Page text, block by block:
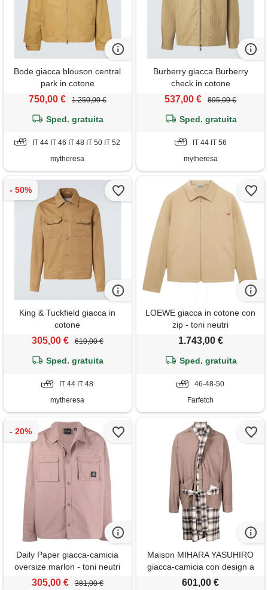
Bode giacca blouson central
park in cotone
750,00 € 1.250,00 €
Sped. gratuita
IT 44 IT 46 IT 48 IT 50 IT 52
mytheresa
Burberry giacca Burberry
check in cotone
537,00 € 895,00 €
Sped. gratuita
IT 44 IT 56
mytheresa
King & Tuckfield giacca in
cotone
305,00 € 610,00 €
Sped. gratuita
IT 44 IT 48
mytheresa
LOEWE giacca in cotone con
zip - toni neutri
1.743,00 €
Sped. gratuita
46-48-50
Farfetch
Daily Paper giacca-camicia
oversize marlon - toni neutri
305,00 € 381,00 €
Maison MIHARA YASUHIRO
giacca-camicia con design a
strati - marrone
601,00 €